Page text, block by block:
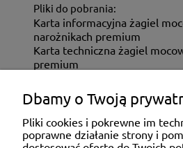
Pliki do pobrania:
Karta informacyjna żagiel
narożnikach premium
Karta techniczna żagiel
premium
ZAKUPY
Dbamy o Twoją
Pliki cookies i pokrewne im
poprawne działanie strony i